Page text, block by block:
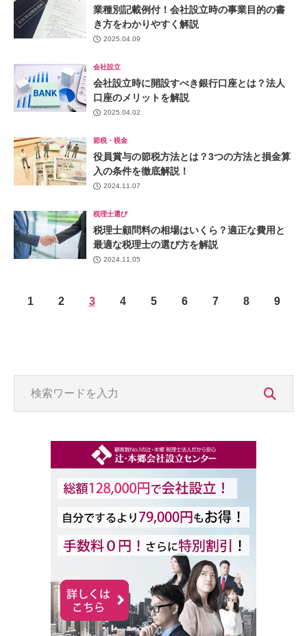
業種別記載例付！会社設立時の事業目的の書
き方をわかりやすく解説
2025.04.09
会社設立
会社設立時に開設すべき銀行口座とは？法人
口座のメリットを解説
2025.04.02
節税・税金
役員賞与の節税方法とは？3つの方法と損金算
入の条件を徹底解説！
2024.11.07
税理士選び
税理士顧問料の相場はいくら？適正な費用と
最適な税理士の選び方を解説
2024.11.05
1 2 3 4 5 6 7 8 9